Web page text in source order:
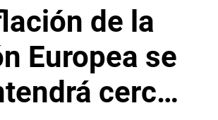
de la
Europea se
cerca